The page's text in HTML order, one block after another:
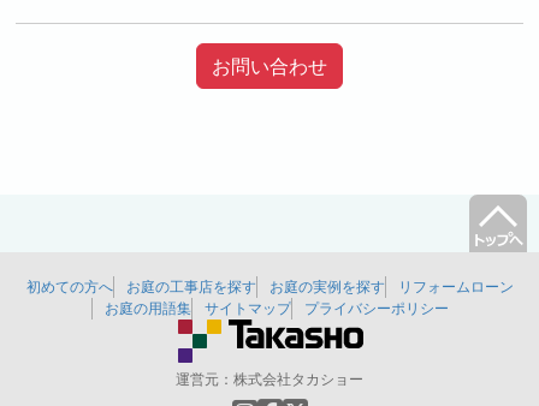
お問い合わせ
初めての方へ お庭の工事店を探す お庭の実例を探す
リフォームローン
お庭の用語集
サイトマップ プライバシーポリシー
運営元： 株式会社タカショー